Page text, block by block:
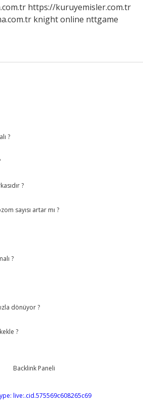
https://kuruyemisler.com.tr
knight online nttgame
?
?
sayısı artar mı ?
?
dönüyor ?
?
live:.cid.575569c608265c69